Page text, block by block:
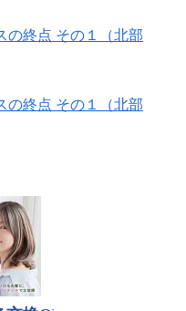
の終点 その１（北部
の終点 その１（北部